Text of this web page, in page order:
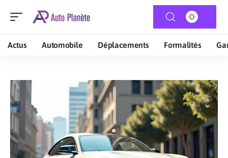
Actus Automobile Déplacements Formalités